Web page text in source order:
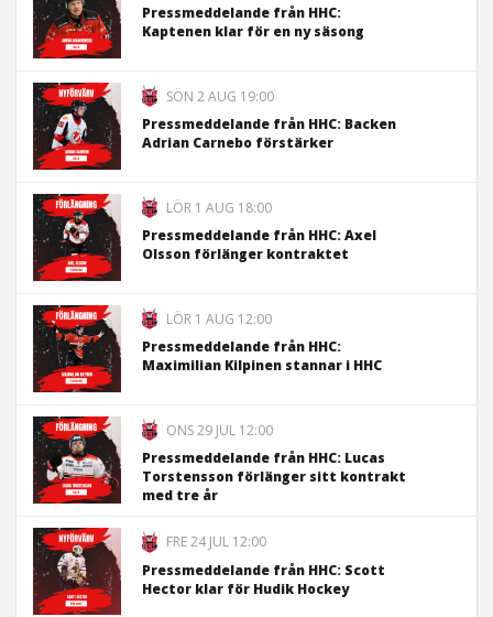
Pressmeddelande från HHC:
Kaptenen klar för en ny säsong
SÖN 2 AUG 19:00
Pressmeddelande från HHC: Backen
Adrian Carnebo förstärker
LÖR 1 AUG 18:00
Pressmeddelande från HHC: Axel
Olsson förlänger kontraktet
LÖR 1 AUG 12:00
Pressmeddelande från HHC:
Maximilian Kilpinen stannar i HHC
ONS 29 JUL 12:00
Pressmeddelande från HHC: Lucas
Torstensson förlänger sitt kontrakt
med tre år
FRE 24 JUL 12:00
Pressmeddelande från HHC: Scott
Hector klar för Hudik Hockey